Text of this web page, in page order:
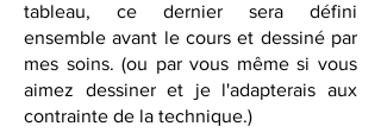
tableau, ce dernier sera défini
ensemble avant le cours et dessiné par
mes soins. (ou par vous même si vous
aimez dessiner et je l'adapterais aux
contrainte de la technique.)